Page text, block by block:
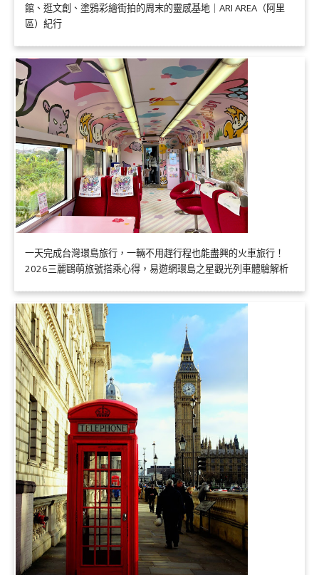
館、逛文創、塗鴉彩繪街拍的周末的靈感基地｜ARI AREA（阿里
區）紀行
一天完成台灣環島旅行，一輛不用趕行程也能盡興的火車旅行！
2026三麗鷗萌旅號搭乘心得，易遊網環島之星觀光列車體驗解析